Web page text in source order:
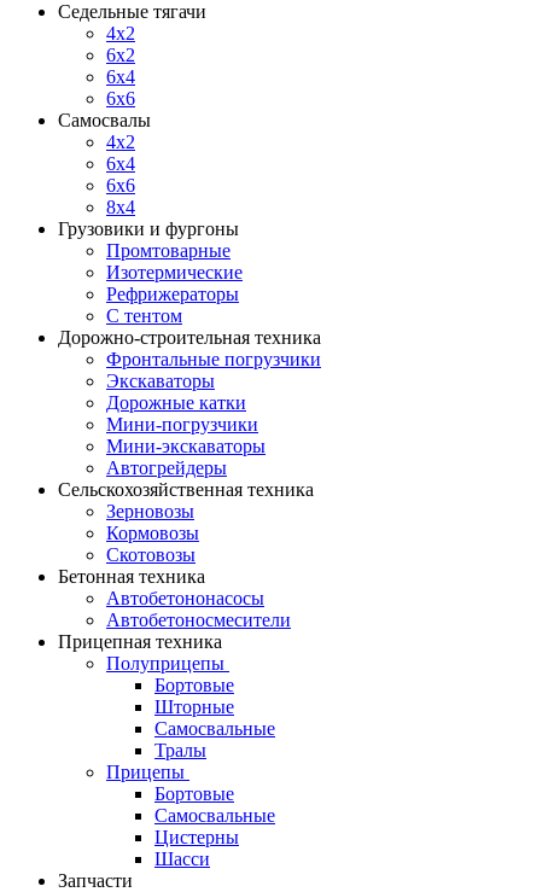
Седельные тягачи
4x2
6x2
6x4
6x6
Самосвалы
4x2
6x4
6x6
8x4
Грузовики и фургоны
Промтоварные
Изотермические
Рефрижераторы
С тентом
Дорожно-строительная техника
Фронтальные погрузчики
Экскаваторы
Дорожные катки
Мини-погрузчики
Мини-экскаваторы
Автогрейдеры
Сельскохозяйственная техника
Зерновозы
Кормовозы
Скотовозы
Бетонная техника
Автобетононасосы
Автобетоносмесители
Прицепная техника
Полуприцепы
Бортовые
Шторные
Самосвальные
Тралы
Прицепы
Бортовые
Самосвальные
Цистерны
Шасси
Запчасти